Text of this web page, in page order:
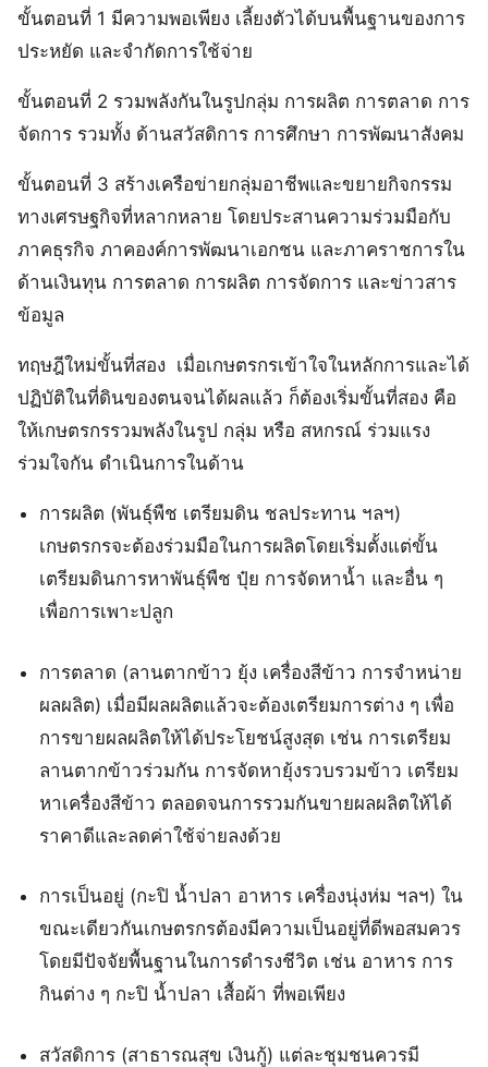
ขั้นตอนที่ 1 มีความพอเพียง เลี้ยงตัวได้บนพื้นฐานของการ
ประหยัด และจำกัดการใช้จ่าย
ขั้นตอนที่ 2 รวมพลังกันในรูปกลุ่ม การผลิต การตลาด การ
จัดการ รวมทั้ง ด้านสวัสดิการ การศึกษา การพัฒนาสังคม
ขั้นตอนที่ 3 สร้างเครือข่ายกลุ่มอาชีพและขยายกิจกรรม
ทางเศรษฐกิจที่หลากหลาย โดยประสานความร่วมมือกับ
ภาคธุรกิจ ภาคองค์การพัฒนาเอกชน และภาคราชการใน
ด้านเงินทุน การตลาด การผลิต การจัดการ และข่าวสาร
ข้อมูล
ทฤษฎีใหม่ขั้นที่สอง เมื่อเกษตรกรเข้าใจในหลักการและได้
ปฏิบัติในที่ดินของตนจนได้ผลแล้ว ก็ต้องเริ่มขั้นที่สอง คือ
ให้เกษตรกรรวมพลังในรูป กลุ่ม หรือ สหกรณ์ ร่วมแรง
ร่วมใจกัน ดำเนินการในด้าน
การผลิต (พันธุ์พืช เตรียมดิน ชลประทาน ฯลฯ)
เกษตรกรจะต้องร่วมมือในการผลิตโดยเริ่มตั้งแต่ขั้น
เตรียมดินการหาพันธุ์พืช ปุ๋ย การจัดหาน้ำ และอื่น ๆ
เพื่อการเพาะปลูก
การตลาด (ลานตากข้าว ยุ้ง เครื่องสีข้าว การจำหน่าย
ผลผลิต) เมื่อมีผลผลิตแล้วจะต้องเตรียมการต่าง ๆ เพื่อ
การขายผลผลิตให้ได้ประโยชน์สูงสุด เช่น การเตรียม
ลานตากข้าวร่วมกัน การจัดหายุ้งรวบรวมข้าว เตรียม
หาเครื่องสีข้าว ตลอดจนการรวมกันขายผลผลิตให้ได้
ราคาดีและลดค่าใช้จ่ายลงด้วย
การเป็นอยู่ (กะปิ น้ำปลา อาหาร เครื่องนุ่งห่ม ฯลฯ) ใน
ขณะเดียวกันเกษตรกรต้องมีความเป็นอยู่ที่ดีพอสมควร
โดยมีปัจจัยพื้นฐานในการดำรงชีวิต เช่น อาหาร การ
กินต่าง ๆ กะปิ น้ำปลา เสื้อผ้า ที่พอเพียง
สวัสดิการ (สาธารณสุข เงินกู้) แต่ละชุมชนควรมี